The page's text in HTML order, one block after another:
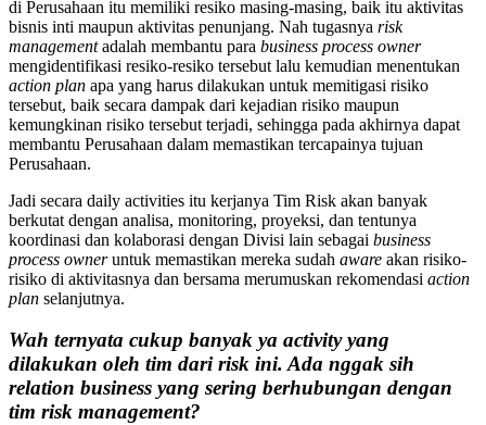
di Perusahaan itu memiliki resiko masing-masing, baik itu aktivitas
bisnis inti maupun aktivitas penunjang. Nah tugasnya risk
managementadalah membantu para business process owner
mengidentifikasi resiko-resiko tersebut lalu kemudian menentukan
action plan apa yang harus dilakukan untuk memitigasi risiko
tersebut, baik secara dampak dari kejadian risiko maupun
kemungkinan risiko tersebut terjadi, sehingga pada akhirnya dapat
membantu Perusahaan dalam memastikan tercapainya tujuan
Perusahaan.
Jadi secara daily activities itu kerjanya Tim Risk akan banyak
berkutat dengan analisa, monitoring, proyeksi, dan tentunya
koordinasi dan kolaborasi dengan Divisi lain sebagai business
process owneruntuk memastikan mereka sudah aware akan risiko-
risiko di aktivitasnya dan bersama merumuskan rekomendasi action
plan selanjutnya.
Wah ternyata cukup banyak ya activity yang
dilakukan oleh tim dari risk ini. Ada nggak sih
relation business yang sering berhubungan dengan
tim risk management?